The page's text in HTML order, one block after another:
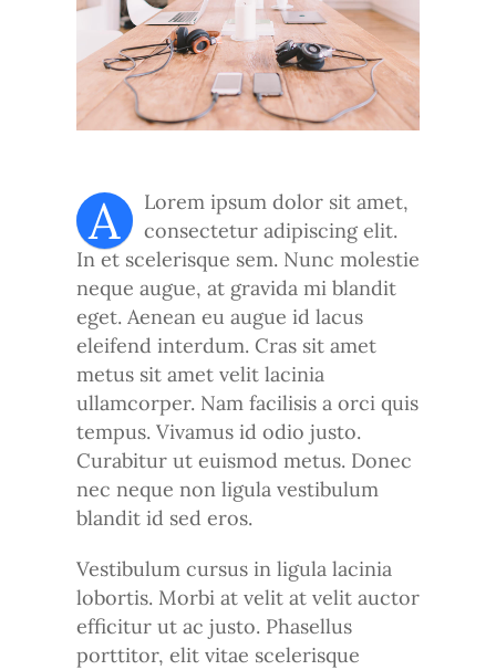
A
Lorem ipsum dolor sit amet,
consectetur adipiscing elit.
In et scelerisque sem. Nunc molestie
neque augue, at gravida mi blandit
eget. Aenean eu augue id lacus
eleifend interdum. Cras sit amet
metus sit amet velit lacinia
ullamcorper. Nam facilisis a orci quis
tempus. Vivamus id odio justo.
Curabitur ut euismod metus. Donec
nec neque non ligula vestibulum
blandit id sed eros.
Vestibulum cursus in ligula lacinia
lobortis. Morbi at velit at velit auctor
efficitur ut ac justo. Phasellus
porttitor, elit vitae scelerisque